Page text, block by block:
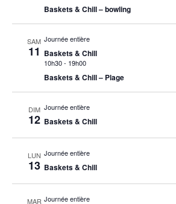
Baskets & Chill – bowling
SAM
11
Journée entière
Baskets & Chill
10h30- 19h00
Baskets & Chill – Plage
DIM
12
Journée entière
Baskets & Chill
LUN
13
Journée entière
Baskets & Chill
MAR Journée entière